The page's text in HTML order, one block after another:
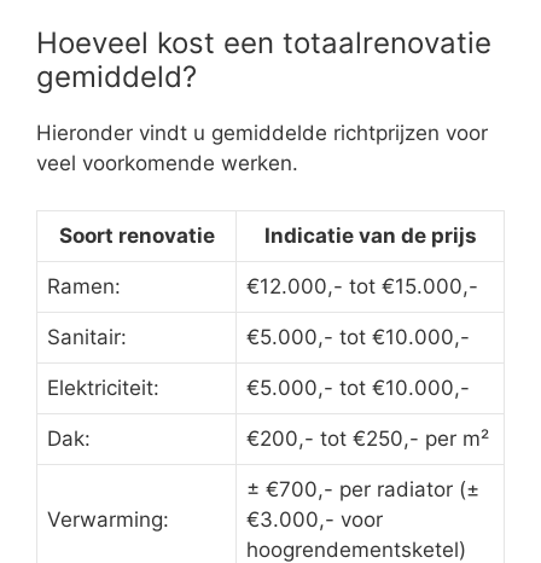
Hoeveel kost een totaalrenovatie
gemiddeld?
Hieronder vindt u gemiddelde richtprijzen voor
veel voorkomende werken.
Soort renovatie Indicatie van de prijs
Ramen: €12.000,- tot €15.000,-
Sanitair: €5.000,- tot €10.000,-
Elektriciteit: €5.000,- tot €10.000,-
Dak: €200,- tot €250,- per m²
Verwarming:
± €700,- per radiator (±
€3.000,- voor
hoogrendementsketel)